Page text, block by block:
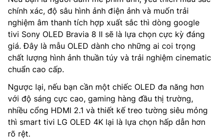
chính xác, độ sâu hình ảnh điện ảnh và muốn trải
nghiệm âm thanh tích hợp xuất sắc thì dòng google
tivi Sony OLED Bravia 8 II sẽ là lựa chọn cực kỳ đáng
giá. Đây là mẫu OLED dành cho những ai coi trọng
chất lượng hình ảnh thuần túy và trải nghiệm cinematic
chuẩn cao cấp.
Ngược lại, nếu bạn cần một chiếc OLED đa năng hơn
với độ sáng cực cao, gaming hàng đầu thị trường,
nhiều cổng HDMI 2.1 và thiết kế treo tường siêu mỏng
thì smart tivi LG OLED 4K lại là lựa chọn hấp dẫn hơn
rõ rệt.